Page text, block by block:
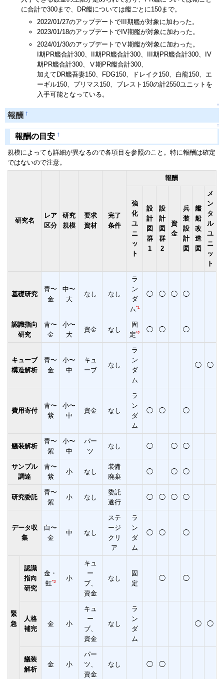
に合計で300まで、DR艦については艦ごとに150まで。
2022/01/27のアップデートでIII期艦が対象に加わった。
2023/01/18のアップデートでIV期艦が対象に加わった。
2024/01/30のアップデートでⅤ期艦が対象に加わった。
I期PR艦合計300、II期PR艦合計300、III期PR艦合計300、IV
期PR艦合計300、Ⅴ期PR艦合計300、
加えてDR艦吾妻150、FDG150、ドレイク150、白龍150、エ
ーギル150、プリマス150、ブレスト150の計2550ユニットを
入手可能となっている。
↑
報酬 †
↑
報酬の目安 †
規模によっても詳細が異なるので各項目を参照のこと。特に報酬は確定
ではないので注意。
研究名
レア
区分
研究
規模
要求
資材
完了
条件
報酬
強
化
ユ
ニ
ッ
ト
設
計
図
群
1
設
計
図
群
2
資
金
兵
装
設
計
図
艦
船
改
造
図
メ
ン
タ
ル
ユ
ニ
ッ
ト
基礎研究
青〜
金
中〜
大
なし なし
ラ
ン
ダ
ム*1
◯ ◯ ◯ ◯
認識指向
研究
青〜
金
小〜
大
資金 なし
固
定*2 ◯ ◯ ◯
キューブ
構造解析
青〜
金
小〜
中
キュ
ーブ
なし
ラ
ン
ダ
ム
◯ ◯
費用寄付
青〜
紫
小〜
中
資金 なし
ラ
ン
ダ
ム
◯ ◯ ◯
艤装解析
青〜
紫
小〜
中
パー
ツ
なし ◯ ◯ ◯
サンプル
調達
青〜
紫
小 なし
装備
廃棄
◯ ◯ ◯
研究委託
青〜
紫
小 なし
委託
遂行
◯ ◯ ◯ ◯
データ収
集
白〜
金
中 なし
ステ
ージ
クリ
ア
ラ
ン
ダ
ム
◯ ◯ ◯
緊
急
認識
指向
研究
金・
虹*3 小
キュ
ー
ブ、
資金
なし
固
定
◯ ◯
人格
補完
金 小
キュ
ー
ブ、
資金
なし
ラ
ン
ダ
ム
◯ ◯
艤装
解析
金 小
パー
ツ、
資金
なし ◯ ◯